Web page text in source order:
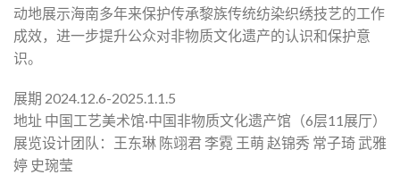
动地展示海南多年来保护传承黎族传统纺染织绣技艺的工作
成效，进一步提升公众对非物质文化遗产的认识和保护意
识。
展期 2024.12.6-2025.1.1.5
地址 中国工艺美术馆·中国非物质文化遗产馆（6层11展厅）
展览设计团队：王东琳 陈翊君 李霓 王萌 赵锦秀 常子琦 武雅
婷 史琬莹